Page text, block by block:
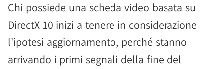
Chi possiede una scheda video basata su
DirectX 10 inizi a tenere in considerazione
l'ipotesi aggiornamento, perché stanno
arrivando i primi segnali della fine del